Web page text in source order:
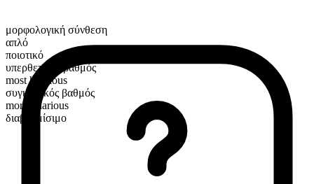
μορφολογική σύνθεση
απλό
ποιοτικό
υπερθετικός βαθμός
most hilarious
συγκριτικός βαθμός
more hilarious
διαβαθμίσιμο